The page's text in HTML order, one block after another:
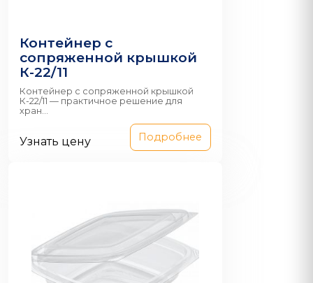
Контейнер с
сопряженной крышкой
К-22/11
Контейнер с сопряженной крышкой
К-22/11 — практичное решение для
хран...
Узнать цену Подробнее